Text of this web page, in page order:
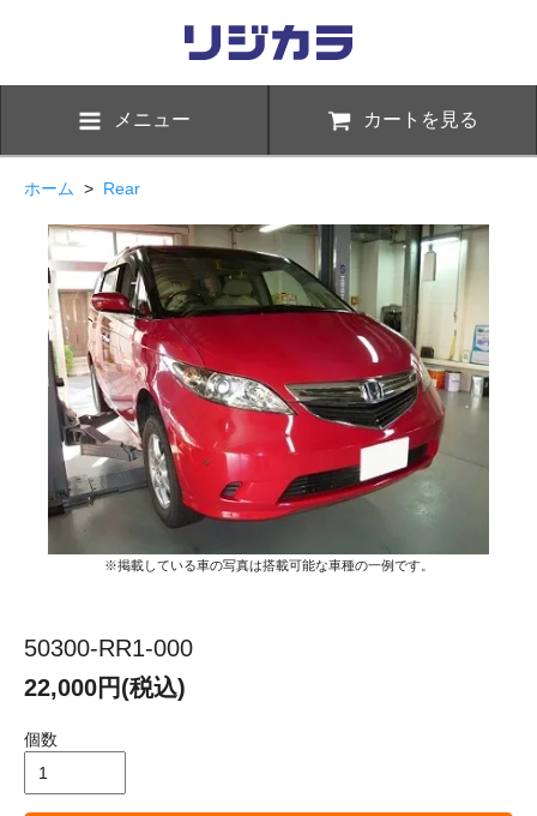
メニュー カートを見る
ホーム > Rear
※掲載している車の写真は搭載可能な車種の一例です。
50300-RR1-000
22,000円(税込)
個数